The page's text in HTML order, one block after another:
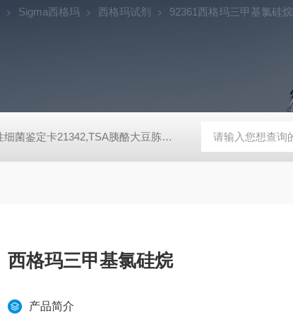
Sigma西格玛 西格玛试剂 92361西格玛三甲基氯硅烷
革兰氏阳性细菌鉴定卡21342,TSA胰酪大豆胨琼脂培养基,SDA沙氏葡萄糖琼脂培养基 芽胞菌鉴定卡21345,革兰氏阴性细菌鉴定卡21341,革兰氏阳性细菌鉴定卡21342,TSA胰酪大豆胨琼脂培养基,SDA沙氏葡萄糖琼脂培养基 芽胞菌鉴定卡21345,革兰氏阴性细菌鉴定卡21341,革兰氏阳性细菌鉴定卡21342,TSA胰酪大豆胨琼脂培养基,SDA沙氏葡萄糖琼脂培养基 芽胞菌鉴定卡21345,革兰氏阴性细菌鉴定卡21341,革兰氏阳性细菌鉴定卡21342,TSA胰酪大豆胨琼脂培养基,SDA沙氏葡萄糖琼脂培养基 芽胞菌鉴定卡21345,革兰氏阴性细菌鉴定卡21341,革兰氏阳性细菌鉴定卡21342,TSA胰酪大豆胨琼脂培养基,SDA沙氏葡萄糖琼脂培养基 芽胞菌鉴定卡21345,革兰氏阴性细菌鉴定卡21341,革兰氏阳性细菌鉴定卡21342,TSA胰酪大豆胨琼脂培养基,SDA沙氏葡萄糖琼脂培养基
西格玛三甲基氯硅烷
产品简介